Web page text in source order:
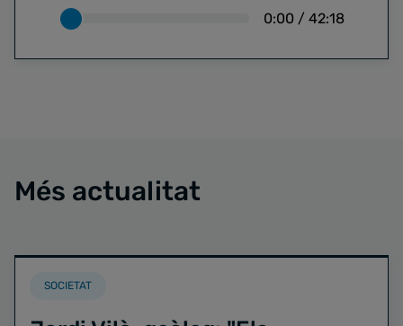
0:00 / 42:18
Més actualitat
SOCIETAT